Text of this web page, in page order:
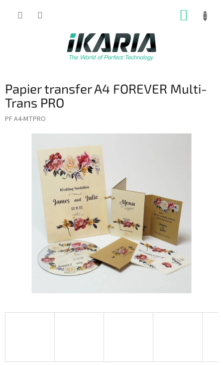
Papier transfer A4 FOREVER Multi-
Trans PRO
PF A4-MTPRO